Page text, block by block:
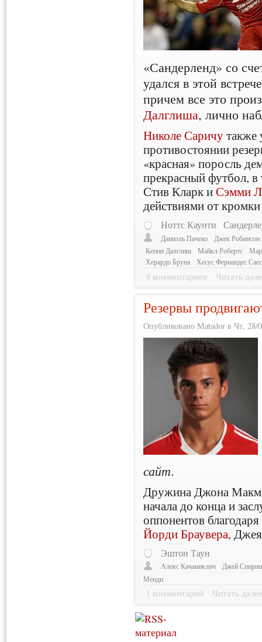
«Сандерленд» со
удался в этой
причем все это
Далглиша, лично
Николе Саричутакже
противостоянии
«красная» поросль
прекрасный футбол,
Стив Кларк иСэмми
действиями от
Ноттс Каунти
Даниэль Пачеко
Джек Робинсон
Кенни Далглиш
Майкл Робертс
Херардо Бруна
Хесус Фернандес
8 комментариев Читать
Резервы
Опубликовано Matador в Чт, 28/
сайт.
Дружина Джона
начала до конца и
оппонентов
Йорди Браувера,
Эштон Таун
Алекс Качаниклич
Джей
Менди
1 комментарий Читать